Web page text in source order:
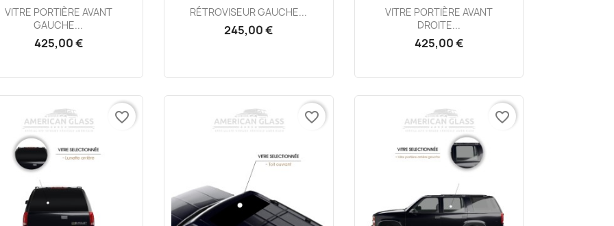
Aperçu rapide
VITRE PORTIÈRE AVANT
GAUCHE...
425,00 €
Aperçu rapide
RÉTROVISEUR GAUCHE...
245,00 €
Aperçu rapide
VITRE PORTIÈRE AVANT
DROITE...
425,00 €
favorite_border favorite_border favorite_border